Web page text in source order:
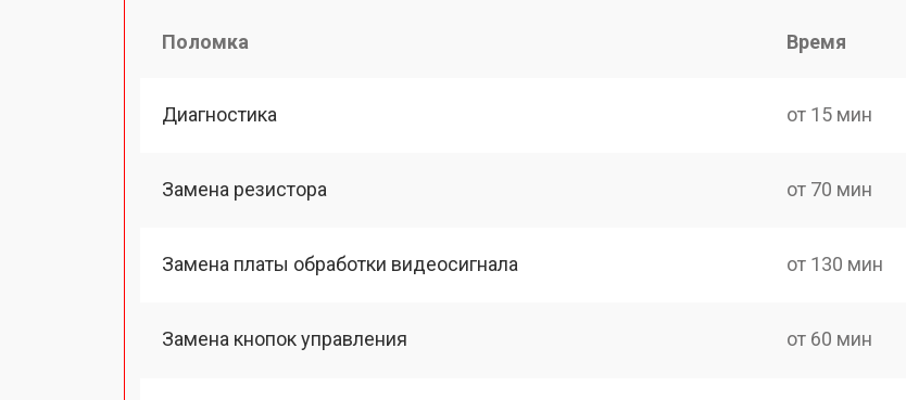
Поломка Время
Диагностика от 15 мин
Замена резистора от 70 мин
Замена платы обработки видеосигнала от 130 мин
Замена кнопок управления от 60 мин